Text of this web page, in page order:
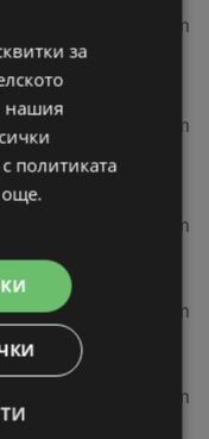
27,69 km
3700
27,78 km
28,72 km
28,91 km
61,76 km
за
нашия
политиката
още.